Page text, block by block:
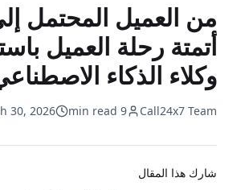
من العميل المحتمل
أتمتة رحلة العميل
وكلاء الذكاء
30, 2026 9 min read Call24x7 Team
شارك هذا المقال